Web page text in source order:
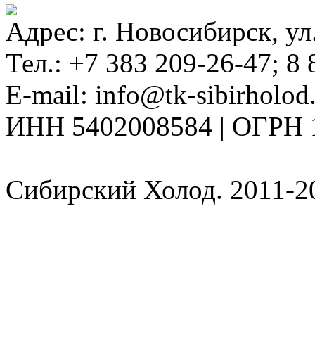
Адрес: г. Новосибирск,
Тел.: +7 383 209-26-47; 8
E-mail: info@tk-
ИНН 5402008584 | ОГРН
Сибирский Холод. 2011-